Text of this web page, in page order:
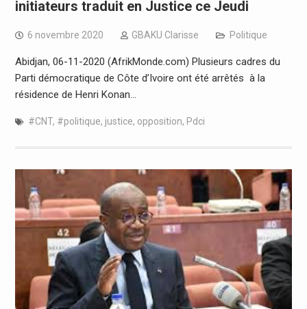
initiateurs traduit en Justice ce Jeudi
6 novembre 2020 GBAKU Clarisse Politique
Abidjan, 06-11-2020 (AfrikMonde.com) Plusieurs cadres du
Parti démocratique de Côte d’Ivoire ont été arrêtés à la
résidence de Henri Konan…
#CNT, #politique, justice, opposition, Pdci